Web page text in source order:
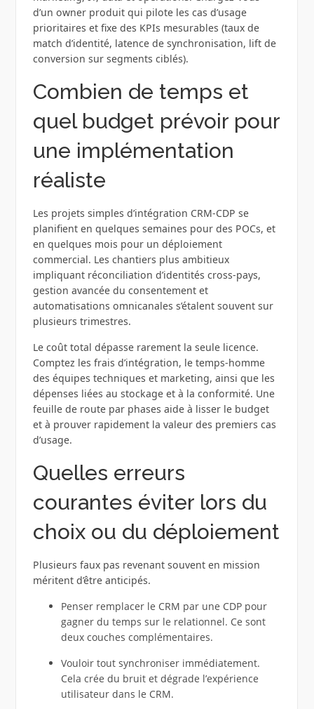
d’un owner produit qui pilote les cas d’usage
prioritaires et fixe des KPIs mesurables (taux de
match d’identité, latence de synchronisation, lift de
conversion sur segments ciblés).
Combien de temps et
quel budget prévoir pour
une implémentation
réaliste
Les projets simples d’intégration CRM‑CDP se
planifient en quelques semaines pour des POCs, et
en quelques mois pour un déploiement
commercial. Les chantiers plus ambitieux
impliquant réconciliation d’identités cross‑pays,
gestion avancée du consentement et
automatisations omnicanales s’étalent souvent sur
plusieurs trimestres.
Le coût total dépasse rarement la seule licence.
Comptez les frais d’intégration, le temps‑homme
des équipes techniques et marketing, ainsi que les
dépenses liées au stockage et à la conformité. Une
feuille de route par phases aide à lisser le budget
et à prouver rapidement la valeur des premiers cas
d’usage.
Quelles erreurs
courantes éviter lors du
choix ou du déploiement
Plusieurs faux pas revenant souvent en mission
méritent d’être anticipés.
Penser remplacer le CRM par une CDP pour
gagner du temps sur le relationnel. Ce sont
deux couches complémentaires.
Vouloir tout synchroniser immédiatement.
Cela crée du bruit et dégrade l’expérience
utilisateur dans le CRM.